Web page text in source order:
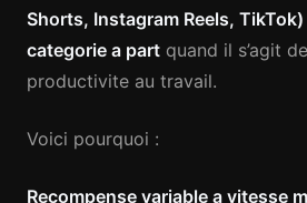
Shorts, Instagram Reels,
categorie a part quand il s’agit
productivite au travail.
Voici pourquoi :
Recompense variable a vitesse